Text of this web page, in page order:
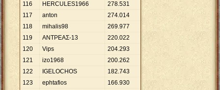
116
HERCULES1966 278.531
117
anton 274.014
118
mihalis98 269.977
119
ΑΝΤΡΕΑΣ-13 220.022
120
Vips 204.293
121
izo1968 200.262
122
IGELOCHOS 182.743
123
ephtafios 166.930